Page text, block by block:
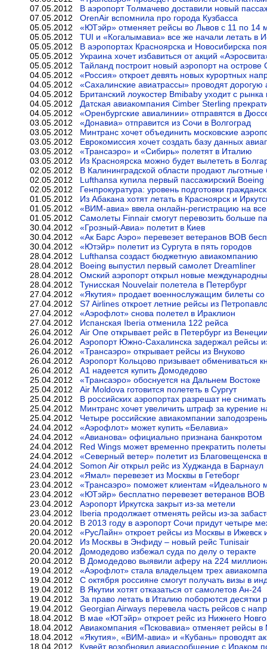
07.05.2012 В аэропорт Толмачево доставили новый
07.05.2012 OrenAir вспомнила про города Кузбасса
05.05.2012 «ЮТэйр» отменяет рейсы во Львов с 11 по 14
05.05.2012 TUI и «Когалымавиа» все же начали летать в
05.05.2012 В аэропортах Красноярска и Новосибирска
05.05.2012 Украина хочет избавиться от акций
05.05.2012 Тайланд построит новый аэропорт на острове
04.05.2012 «Россия» откроет девять новых курортных
04.05.2012 «Сахалинские авиатрассы» проводят
04.05.2012 Британский лоукостер Bmibaby уходит с рынка
04.05.2012 Датская авиакомпания Cimber Sterling
04.05.2012 «Оренбургские авиалинии» отправятся в
03.05.2012 «Донавиа» отправится из Сочи в Волгоград
03.05.2012 Минтранс хочет объединить московские
03.05.2012 Еврокомиссия хочет создать базу данных
03.05.2012 «Трансаэро» и «Сибирь» полетят в Италию
03.05.2012 Из Красноярска можно будет вылететь в
02.05.2012 В Калининградской области продают
02.05.2012 Lufthansa купила первый пассажирский
02.05.2012 Генпрокуратура: уровень подготовки
01.05.2012 Из Абакана хотят летать в Красноярск и
01.05.2012 «ВИМ-авиа» ввела онлайн-регистрацию на
01.05.2012 Самолеты Finnair смогут перевозить больше
30.04.2012 «Грозный-Авиа» полетит в Киев
30.04.2012 «Ак Барс Аэро» перевезет ветеранов ВОВ
30.04.2012 «Ютэйр» полетит из Сургута в пять городов
28.04.2012 Lufthansa создаст бюджетную авиакомпанию
28.04.2012 Boeing выпустил первый самолет Dreamliner
28.04.2012 Омский аэропорт открыл новые
28.04.2012 Тунисская Nouvelair полетела в Петербург
27.04.2012 «Якутия» продает военнослужащим билеты со
27.04.2012 S7 Airlines откроет летние рейсы из
27.04.2012 «Аэрофлот» снова полетел в Ираклион
27.04.2012 Испанская Iberia отменила 122 рейса
26.04.2012 Air One открывает рейс в Петербург из
26.04.2012 Аэропорт Южно-Сахалинска задержал рейсы
26.04.2012 «Трансаэро» открывает рейсы из Внуково
26.04.2012 Аэропорт Кольцово призывает обмениваться
26.04.2012 А1 надеется купить Домодедово
25.04.2012 «Трансаэро» обоснуется на Дальнем Востоке
25.04.2012 Air Moldova готовится полететь в Сургут
25.04.2012 В российских аэропортах разрешат не
25.04.2012 Минтранс хочет увеличить штраф за курение
25.04.2012 Четыре российские авиакомпании
24.04.2012 «Аэрофлот» может купить «Белавиа»
24.04.2012 «Авианова» официально признана банкротом
24.04.2012 Red Wings может временно прекратить полеты
24.04.2012 «Северный ветер» полетит из Благовещенска
24.04.2012 Somon Air открыл рейс из Худжанда в Барнаул
23.04.2012 «Ямал» перевезет из Москвы в Гетеборг
23.04.2012 «Трансаэро» поможет клиентам «Идеального
23.04.2012 «ЮТэйр» бесплатно перевезет ветеранов
23.04.2012 Аэропорт Иркутска закрыт из-за метели
23.04.2012 Iberia продолжает отменять рейсы из-за
20.04.2012 В 2013 году в аэропорт Сочи придут четыре
20.04.2012 «РусЛайн» откроет рейсы из Москвы в Ижевск
20.04.2012 Из Москвы в Энфиду – новый рейс Tunisair
20.04.2012 Домодедово избежал суда по делу о теракте
20.04.2012 В Домодедово выявили аферу на 224
19.04.2012 «Аэрофлот» стала владельцем трех
19.04.2012 С октября россияне смогут получать визы в
19.04.2012 В Якутии хотят отказаться от самолетов Ан-24
19.04.2012 За право летать в Италию поборются десятки
19.04.2012 Georgian Airways перевела часть рейсов с
18.04.2012 В мае «ЮТэйр» откроет рейс из Нижнего
18.04.2012 Авиакомпания «Псковавиа» отменяет рейсы в
18.04.2012 «Якутия», «ВИМ-авиа» и «Кубань» проводят
18.04.2012 Кувейт возобновил авиасообщение с Ираком